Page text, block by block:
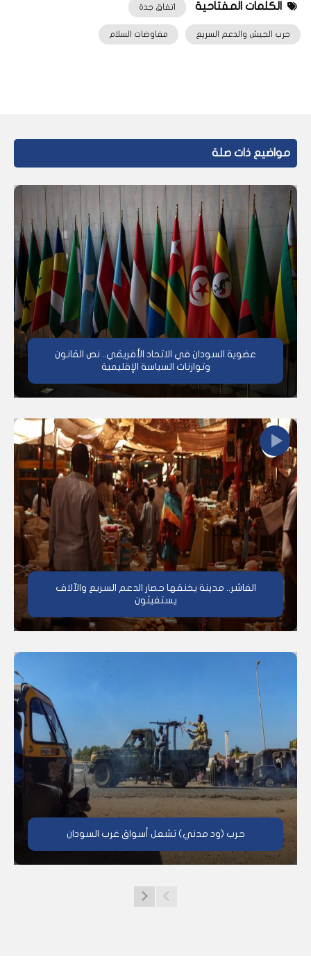
الكلمات المفتاحية اتفاق جدة
حرب الجيش والدعم السريع مفاوضات السلام
مواضيع ذات صلة
عضوية السودان في الاتحاد الأفريقي.. نص القانون
وتوازنات السياسة الإقليمية
الفاشر.. مدينة يخنقها حصار الدعم السريع والآلاف
يستغيثون
حرب (ود مدني) تشعل أسواق غرب السودان